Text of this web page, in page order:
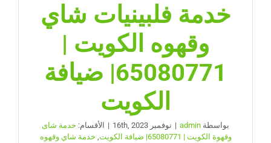
خدمة فلبينيات شاي
وقهوه الكويت |
65080771| ضيافة
الكويت
بواسطة admin
| نوفمبر 16th, 2023 | الأقسام: خدمة شاى
وقهوة الكويت | 65080771| ضيافة الكويت
, خدمة شاي وقهوه